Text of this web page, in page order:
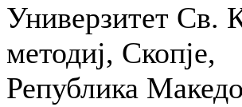
Универзитет Св.
методиј, Скопје,
Република